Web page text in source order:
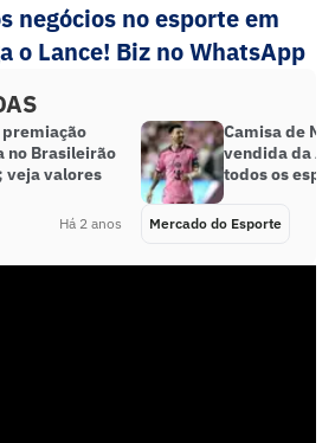
negócios no esporte em
o Lance! Biz no WhatsApp
premiação
no Brasileirão
veja valores
Há 2 anos
Camisa de
vendida da
todos os
Mercado do Esporte